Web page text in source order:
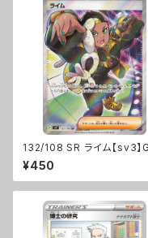
132/108 SR ライム【sv3】
ギュ
¥450